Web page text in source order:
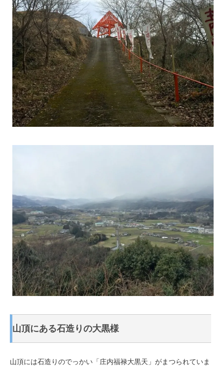
山頂にある石造りの大黒様
山頂には石造りのでっかい「庄内福禄大黒天」がまつられていま